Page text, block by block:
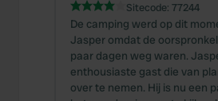
Sitecode: 77244
De camping werd op dit
Jasper omdat de
paar dagen weg waren.
enthousiaste gast die van
over te nemen. Hij is nu een